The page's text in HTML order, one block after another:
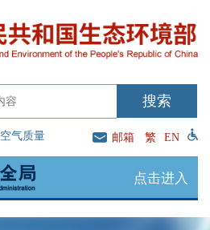
空气质量 邮箱 繁 EN
点击进入